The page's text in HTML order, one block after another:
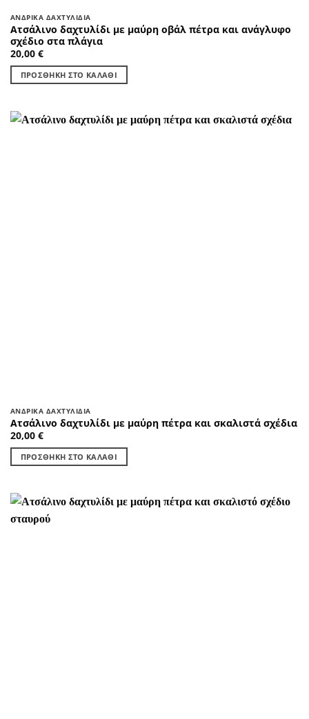
ΑΝΔΡΙΚΆ ΔΑΧΤΥΛΊΔΙΑ
Ατσάλινο δαχτυλίδι με μαύρη οβάλ πέτρα και ανάγλυφο
σχέδιο στα πλάγια
20,00 €
ΠΡΟΣΘΉΚΗ ΣΤΟ ΚΑΛΆΘΙ
ΑΝΔΡΙΚΆ ΔΑΧΤΥΛΊΔΙΑ
Ατσάλινο δαχτυλίδι με μαύρη πέτρα και σκαλιστά σχέδια
20,00 €
ΠΡΟΣΘΉΚΗ ΣΤΟ ΚΑΛΆΘΙ